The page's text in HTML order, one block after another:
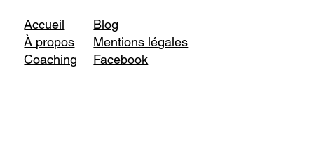
Accueil
À propos
Coaching
Blog
Mentions légales
Facebook